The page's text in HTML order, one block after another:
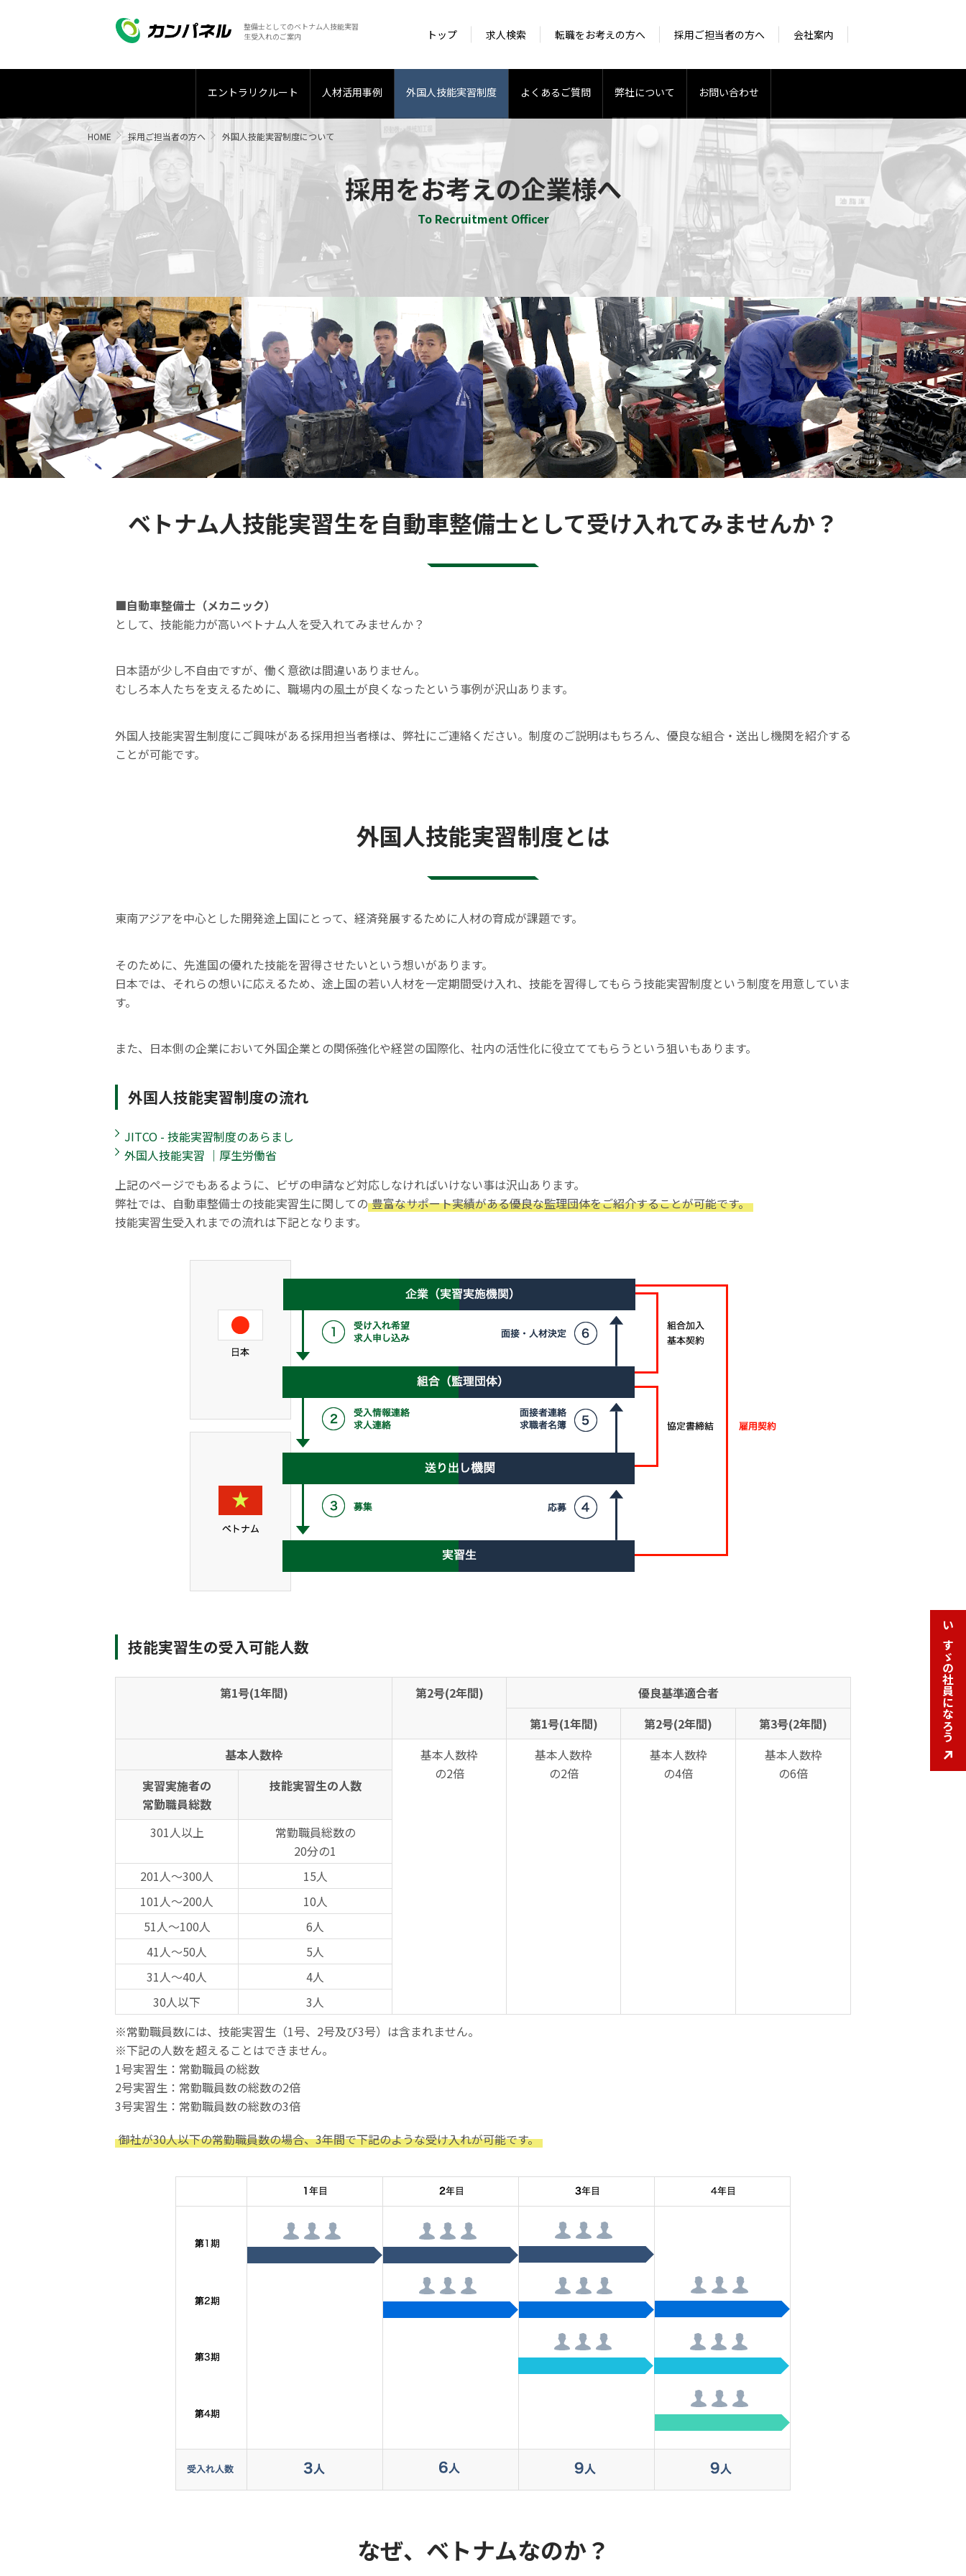
整備士としてのベトナム人技能実習
生受入れのご案内
トップ 求人検索 転職をお考えの方へ 採用ご担当者の方へ 会社案内
いすゞの社員になろう
いすゞの社員になろう
エントラリクルート 人材活用事例 外国人技能実習制度 よくあるご質問 弊社について お問い合わせ
HOME 採用ご担当者の方へ 外国人技能実習制度について
採用をお考えの企業様へ
To Recruitment Officer
ベトナム人技能実習生を自動車整備士として受け入れてみませんか？
■自動車整備士（メカニック）
として、技能能力が高いベトナム人を受入れてみませんか？
日本語が少し不自由ですが、働く意欲は間違いありません。
むしろ本人たちを支えるために、職場内の風土が良くなったという事例が沢山あります。
外国人技能実習生制度にご興味がある採用担当者様は、弊社にご連絡ください。制度のご説明はもちろん、優良な組合・送出し機関を紹介する
ことが可能です。
外国人技能実習制度とは
東南アジアを中心とした開発途上国にとって、経済発展するために人材の育成が課題です。
そのために、先進国の優れた技能を習得させたいという想いがあります。
日本では、それらの想いに応えるため、途上国の若い人材を一定期間受け入れ、技能を習得してもらう技能実習制度という制度を用意していま
す。
また、日本側の企業において外国企業との関係強化や経営の国際化、社内の活性化に役立ててもらうという狙いもあります。
外国人技能実習制度の流れ
JITCO - 技能実習制度のあらまし
外国人技能実習 ｜厚生労働省
上記のページでもあるように、ビザの申請など対応しなければいけない事は沢山あります。
弊社では、自動車整備士の技能実習生に関しての 豊富なサポート実績がある優良な監理団体をご紹介することが可能です。
技能実習生受入れまでの流れは下記となります。
技能実習生の受入可能人数
第1号(1年間) 第2号(2年間)
優良基準適合者
第1号(1年間)
第2号(2年間)
第3号(2年間)
基本人数枠
基本人数枠
の2倍
基本人数枠
の2倍
基本人数枠
の4倍
基本人数枠
の6倍
実習実施者の
常勤職員総数
技能実習生の人数
301人以上
常勤職員総数の
20分の1
201人～300人
15人
101人～200人
10人
51人～100人
6人
41人～50人
5人
31人～40人
4人
30人以下
3人
※常勤職員数には、技能実習生（1号、2号及び3号）は含まれません。
※下記の人数を超えることはできません。
1号実習生：常勤職員の総数
2号実習生：常勤職員数の総数の2倍
3号実習生：常勤職員数の総数の3倍
御社が30人以下の常勤職員数の場合、3年間で下記のような受け入れが可能です。
なぜ、ベトナムなのか？